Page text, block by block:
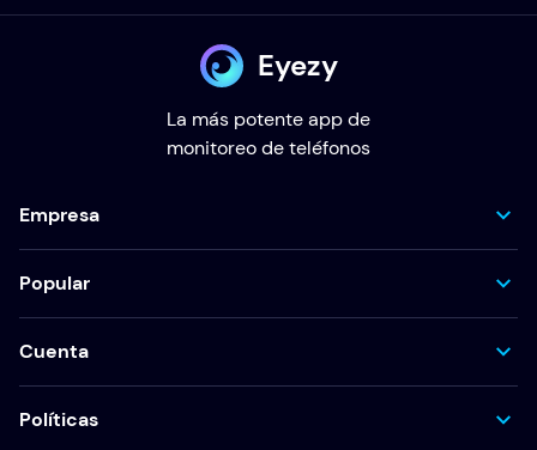
Eyezy
La más potente app de
monitoreo de teléfonos
Empresa
Popular
Cuenta
Políticas